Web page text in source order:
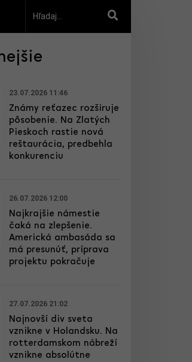
23.07.2026 11:46
Známy reťazec rozširuje
pôsobenie. Na Zlatých
Pieskoch rastie nová
reštaurácia, predbehla
konkurenciu
26.07.2026 12:00
Najkrajšie námestie
čaká na zlepšenie.
Americká ambasáda sa
má presunúť, príprava
projektu pokračuje
27.07.2026 21:02
Najnovší div sveta
vznikne v Holandsku. Na
rotterdamskom nábreží
vznikne absolútne